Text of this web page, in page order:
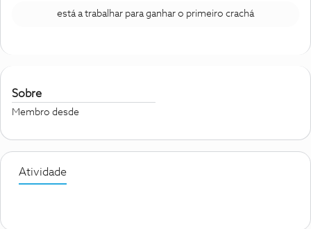
está a trabalhar para ganhar o primeiro crachá
Sobre
Membro desde
Atividade